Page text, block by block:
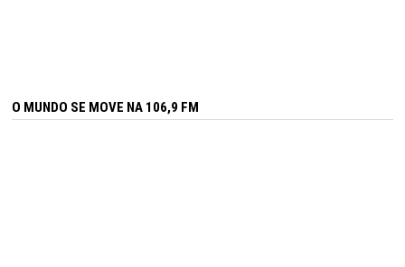
O MUNDO SE MOVE NA 106,9 FM